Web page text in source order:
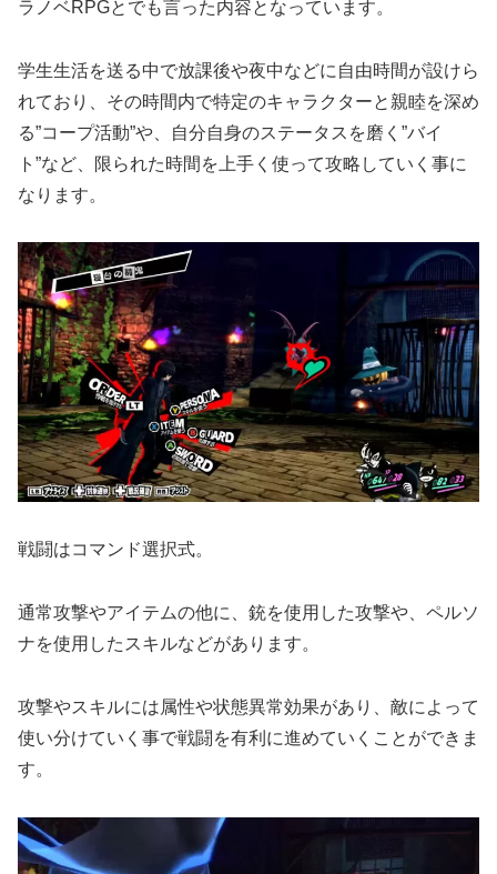
ラノベRPGとでも言った内容となっています。
学生生活を送る中で放課後や夜中などに自由時間が設けら
れており、その時間内で特定のキャラクターと親睦を深め
る”コープ活動”や、自分自身のステータスを磨く”バイ
ト”など、限られた時間を上手く使って攻略していく事に
なります。
戦闘はコマンド選択式。
通常攻撃やアイテムの他に、銃を使用した攻撃や、ペルソ
ナを使用したスキルなどがあります。
攻撃やスキルには属性や状態異常効果があり、敵によって
使い分けていく事で戦闘を有利に進めていくことができま
す。